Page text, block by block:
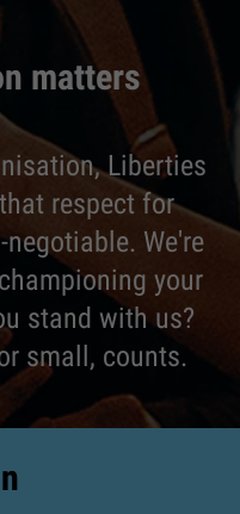
matters
Liberties
respect for
We're
your
stand with us?
small, counts.